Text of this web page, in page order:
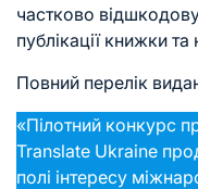
частково
публікації книжки та
Повний перелік
«Пілотний конкурс
Translate Ukraine
полі інтересу